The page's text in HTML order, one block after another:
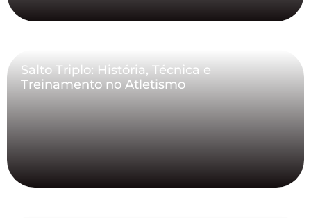
Salto Triplo: História, Técnica e
Treinamento no Atletismo